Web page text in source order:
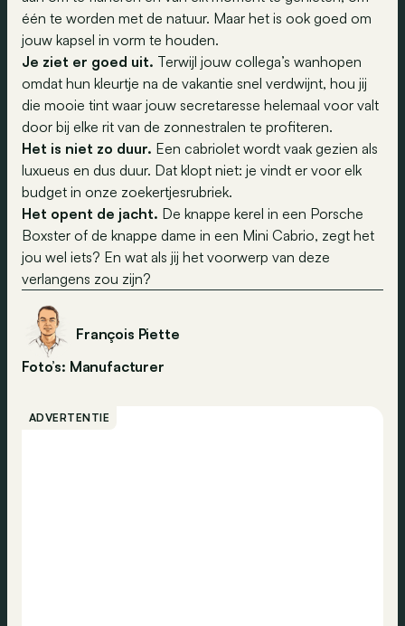
één te worden met de natuur. Maar het is ook goed om
jouw kapsel in vorm te houden.
Je ziet er goed uit. Terwijl jouw collega’s wanhopen
omdat hun kleurtje na de vakantie snel verdwijnt, hou jij
die mooie tint waar jouw secretaresse helemaal voor valt
door bij elke rit van de zonnestralen te profiteren.
Het is niet zo duur. Een cabriolet wordt vaak gezien als
luxueus en dus duur. Dat klopt niet: je vindt er voor elk
budget in onze zoekertjesrubriek.
Het opent de jacht. De knappe kerel in een Porsche
Boxster of de knappe dame in een Mini Cabrio, zegt het
jou wel iets? En wat als jij het voorwerp van deze
verlangens zou zijn?
François Piette
Foto’s: Manufacturer
ADVERTENTIE